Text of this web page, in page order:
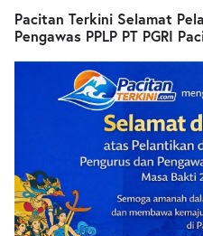
Pacitan Terkini Selamat
Pengawas PPLP PT PGRI